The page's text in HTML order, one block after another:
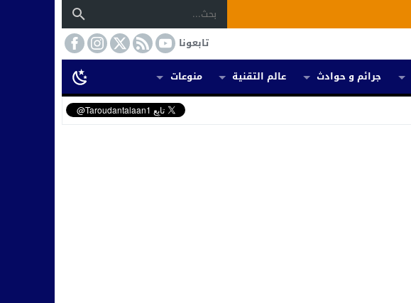
تابعونا
جرائم و حوادث عالم التقنية
منوعات